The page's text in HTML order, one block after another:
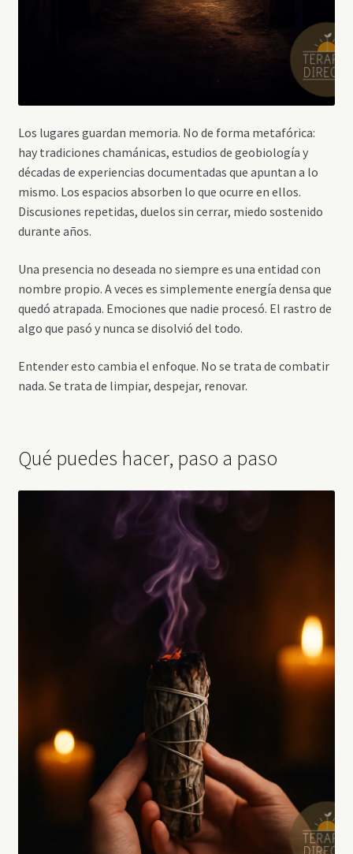
Los lugares guardan memoria. No de forma metafórica:
hay tradiciones chamánicas, estudios de geobiología y
décadas de experiencias documentadas que apuntan a lo
mismo. Los espacios absorben lo que ocurre en ellos.
Discusiones repetidas, duelos sin cerrar, miedo sostenido
durante años.
Una presencia no deseada no siempre es una entidad con
nombre propio. A veces es simplemente energía densa que
quedó atrapada. Emociones que nadie procesó. El rastro de
algo que pasó y nunca se disolvió del todo.
Entender esto cambia el enfoque. No se trata de combatir
nada. Se trata de limpiar, despejar, renovar.
Qué puedes hacer, paso a paso